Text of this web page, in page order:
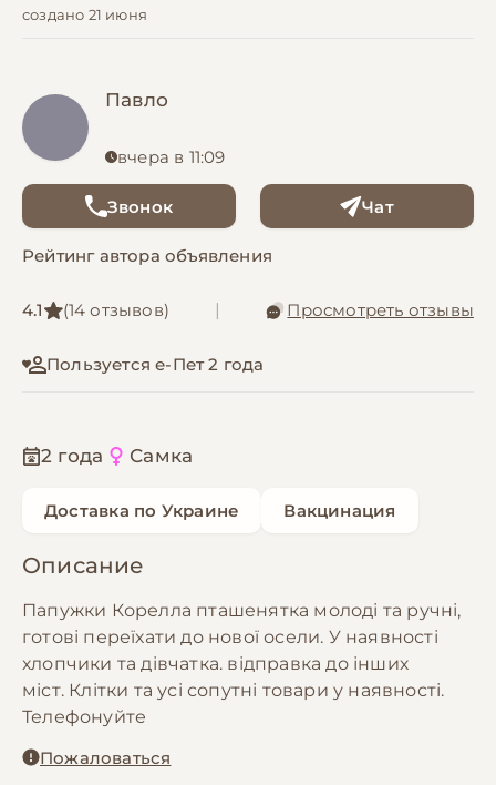
создано 21 июня
Павло
вчера в 11:09
Звонок Чат
Рейтинг автора объявления
4.1 (14 отзывов) Просмотреть отзывы
Пользуется е-Пет 2 года
2 года Самка
Доставка по Украине Вакцинация
Описание
Папужки Корелла пташенятка молоді та ручні,
готові переїхати до нової осели. У наявності
хлопчики та дівчатка. відправка до інших
міст. Клітки та усі сопутні товари у наявності.
Телефонуйте
Пожаловаться